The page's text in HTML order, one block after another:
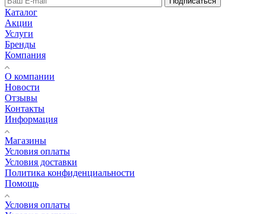
Каталог
Акции
Услуги
Бренды
Компания
О компании
Новости
Отзывы
Контакты
Информация
Магазины
Условия оплаты
Условия доставки
Политика конфиденциальности
Помощь
Условия оплаты